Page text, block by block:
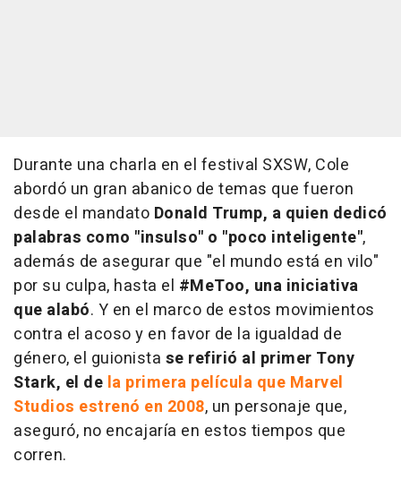
Durante una charla en el festival SXSW, Cole
abordó un gran abanico de temas que fueron
desde el mandato Donald Trump, a quien dedicó
palabras como "insulso" o "poco inteligente",
además de asegurar que "el mundo está en vilo"
por su culpa, hasta el #MeToo, una iniciativa
que alabó. Y en el marco de estos movimientos
contra el acoso y en favor de la igualdad de
género, el guionista se refirió al primer Tony
Stark, el de la primera película que Marvel
Studios estrenó en 2008, un personaje que,
aseguró, no encajaría en estos tiempos que
corren.